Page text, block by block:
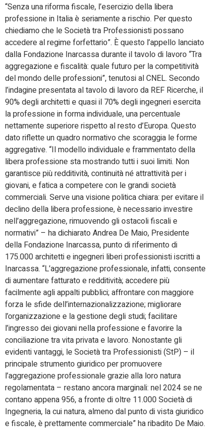
“Senza una riforma fiscale, l’esercizio della libera
professione in Italia è seriamente a rischio. Per questo
chiediamo che le Società tra Professionisti possano
accedere al regime forfettario”. È questo l’appello lanciato
dalla Fondazione Inarcassa durante il tavolo di lavoro “Tra
aggregazione e fiscalità: quale futuro per la competitività
del mondo delle professioni”, tenutosi al CNEL. Secondo
l’indagine presentata al tavolo di lavoro da REF Ricerche, il
90% degli architetti e quasi il 70% degli ingegneri esercita
la professione in forma individuale, una percentuale
nettamente superiore rispetto al resto d’Europa. Questo
dato riflette un quadro normativo che scoraggia le forme
aggregative. “Il modello individuale e frammentato della
libera professione sta mostrando tutti i suoi limiti. Non
garantisce più redditività, continuità né attrattività per i
giovani, e fatica a competere con le grandi società
commerciali. Serve una visione politica chiara: per evitare il
declino della libera professione, è necessario investire
nell’aggregazione, rimuovendo gli ostacoli fiscali e
normativi” – ha dichiarato Andrea De Maio, Presidente
della Fondazione Inarcassa, punto di riferimento di
175.000 architetti e ingegneri liberi professionisti iscritti a
Inarcassa. “L’aggregazione professionale, infatti, consente
di aumentare fatturato e redditività; accedere più
facilmente agli appalti pubblici; affrontare con maggiore
forza le sfide dell’internazionalizzazione; migliorare
l’organizzazione e la gestione degli studi; facilitare
l’ingresso dei giovani nella professione e favorire la
conciliazione tra vita privata e lavoro. Nonostante gli
evidenti vantaggi, le Società tra Professionisti (StP) – il
principale strumento giuridico per promuovere
l’aggregazione professionale grazie alla loro natura
regolamentata – restano ancora marginali: nel 2024 se ne
contano appena 956, a fronte di oltre 11.000 Società di
Ingegneria, la cui natura, almeno dal punto di vista giuridico
e fiscale, è prettamente commerciale” ha ribadito De Maio.